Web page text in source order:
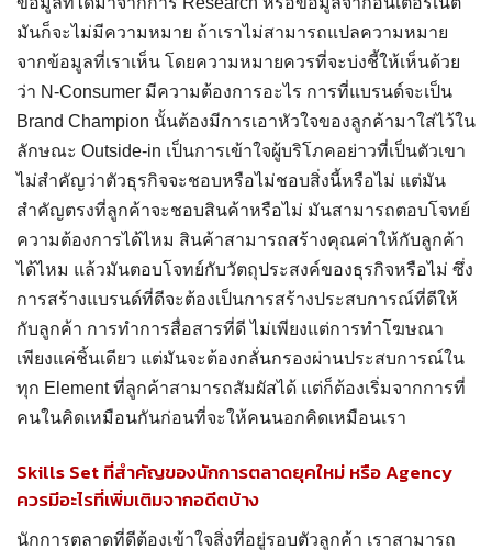
มันก็จะไม่มีความหมาย ถ้าเราไม่สามารถแปลความหมาย
จากข้อมูลที่เราเห็น โดยความหมายควรที่จะบ่งชี้ให้เห็นด้วย
ว่า N-Consumer มีความต้องการอะไร การที่แบรนด์จะเป็น
Brand Champion นั้นต้องมีการเอาหัวใจของลูกค้ามาใส่ไว้ใน
ลักษณะ Outside-in เป็นการเข้าใจผู้บริโภคอย่าวที่เป็นตัวเขา
ไม่สำคัญว่าตัวธุรกิจจะชอบหรือไม่ชอบสิ่งนี้หรือไม่ แต่มัน
สำคัญตรงที่ลูกค้าจะชอบสินค้าหรือไม่ มันสามารถตอบโจทย์
ความต้องการได้ไหม สินค้าสามารถสร้างคุณค่าให้กับลูกค้า
ได้ไหม แล้วมันตอบโจทย์กับวัตถุประสงค์ของธุรกิจหรือไม่ ซึ่ง
การสร้างแบรนด์ที่ดีจะต้องเป็นการสร้างประสบการณ์ที่ดีให้
กับลูกค้า การทำการสื่อสารที่ดี ไม่เพียงแต่การทำโฆษณา
เพียงแค่ชิ้นเดียว แต่มันจะต้องกลั่นกรองผ่านประสบการณ์ใน
ทุก Element ที่ลูกค้าสามารถสัมผัสได้ แต่ก็ต้องเริ่มจากการที่
คนในคิดเหมือนกันก่อนที่จะให้คนนอกคิดเหมือนเรา
Skills Set ที่สำคัญของนักการตลาดยุคใหม่ หรือ Agency
ควรมีอะไรที่เพิ่มเติมจากอดีตบ้าง
นักการตลาดที่ดีต้องเข้าใจสิ่งที่อยู่รอบตัวลูกค้า เราสามารถ